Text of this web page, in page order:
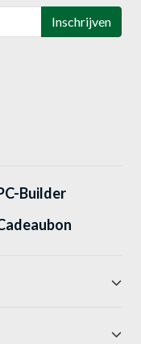
Inschrijven
Builder